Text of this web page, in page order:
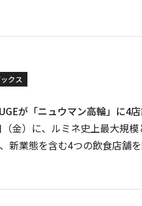
クス
が「ニュウマン高輪」に4
金）に、ルミネ史上最大規
新業態を含む4つの飲食店舗